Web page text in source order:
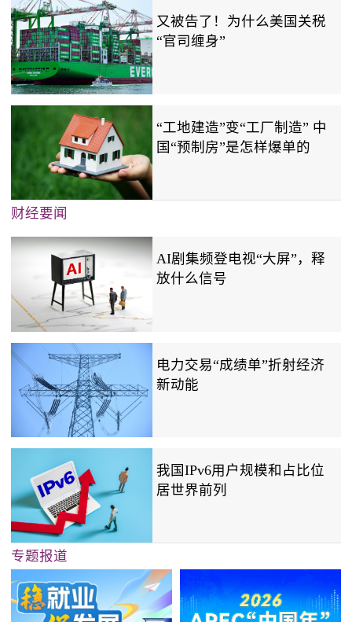
又被告了！为什么美国关税
“官司缠身”
“工地建造”变“工厂制造” 中
国“预制房”是怎样爆单的
财经要闻
AI剧集频登电视“大屏”，释
放什么信号
电力交易“成绩单”折射经济
新动能
我国IPv6用户规模和占比位
居世界前列
专题报道